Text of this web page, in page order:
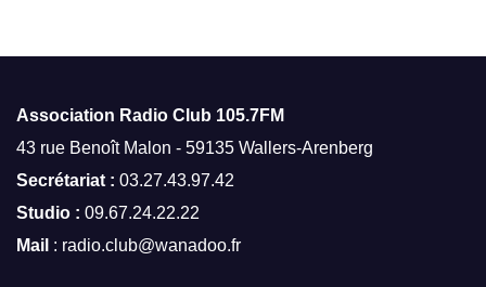
Association Radio Club 105.7FM
43 rue Benoît Malon - 59135 Wallers-Arenberg
Secrétariat : 03.27.43.97.42
Studio : 09.67.24.22.22
Mail : radio.club@wanadoo.fr